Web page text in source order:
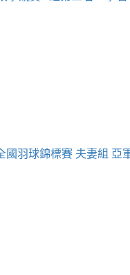
國羽球錦標賽 夫妻組 亞